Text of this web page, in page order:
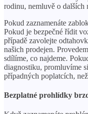
rodinu, nemluvě o dalších
Pokud zaznamenáte
Pokud je bezpečné řídit
případě zavolejte
našich prodejen.
sdílíme, co najdeme.
diagnostiku, promluvíme
případných poplatcích,
Bezplatné prohlídky